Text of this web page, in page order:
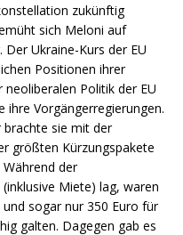
zukünftig
sich Meloni auf
Ukraine-Kurs der EU
Positionen ihrer
Politik der EU
ihre Vorgängerregierungen.
sie mit der
größten Kürzungspakete
der
Miete) lag, waren
sogar nur 350 Euro für
galten. Dagegen gab es